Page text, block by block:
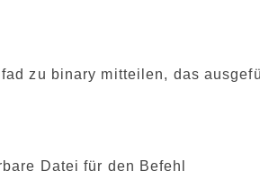
zu binary mitteilen, das
Datei für den Befehl